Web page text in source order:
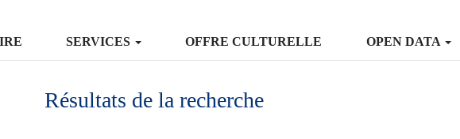
SERVICES OFFRE CULTURELLE OPEN DATA
Résultats de la recherche